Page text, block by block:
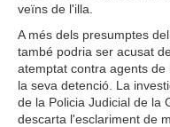
veïns de l'illa.
A més dels presumptes
també podria ser acusat
atemptat contra agents
la seva detenció. La
de la Policia Judicial de la
descarta l'esclariment de